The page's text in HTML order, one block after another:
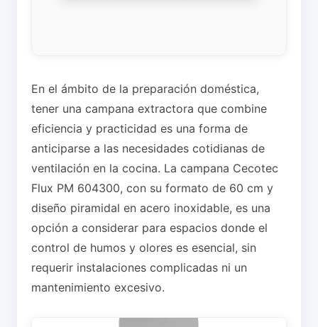
En el ámbito de la preparación doméstica,
tener una campana extractora que combine
eficiencia y practicidad es una forma de
anticiparse a las necesidades cotidianas de
ventilación en la cocina. La campana Cecotec
Flux PM 604300, con su formato de 60 cm y
diseño piramidal en acero inoxidable, es una
opción a considerar para espacios donde el
control de humos y olores es esencial, sin
requerir instalaciones complicadas ni un
mantenimiento excesivo.